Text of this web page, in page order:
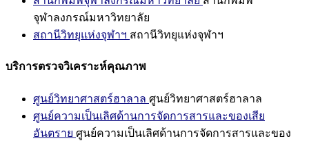
จุฬาลงกรณ์มหาวิทยาลัย
สถานีวิทยุแห่งจุฬาฯ สถานีวิทยุแห่งจุฬาฯ
บริการตรวจวิเคราะห์คุณภาพ
ศูนย์วิทยาศาสตร์ฮาลาล ศูนย์วิทยาศาสตร์ฮาลาล
ศูนย์ความเป็นเลิศด้านการจัดการสารและของเสีย
อันตราย ศูนย์ความเป็นเลิศด้านการจัดการสารและของ